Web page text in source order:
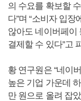
의 수요를 확보할
다”며 “소비자 입
않아도 네이버페이
결제할 수 있다”고
황 연구원은 “네이
높은 기업 가운데
만 원으로 올려 잡